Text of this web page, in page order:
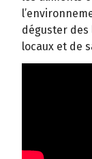
déguster des
locaux et de